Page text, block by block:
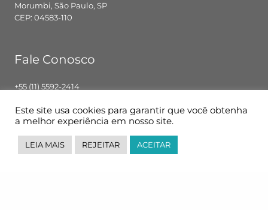
Morumbi, São Paulo, SP
CEP: 04583-110
Fale Conosco
+55 (11) 5592-2414
Segunda – Sexta: 8h00 – 18h00
Siga-nos
Este site usa cookies para garantir que você obtenha
a melhor experiência em nosso site.
LEIA MAIS REJEITAR ACEITAR